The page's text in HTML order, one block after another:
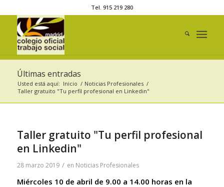
Tel. 915 219 280
Últimas entradas
Usted está aquí: Inicio / Noticias Profesionales /
Taller gratuito "Tu perfil profesional en Linkedin"
Taller gratuito "Tu perfil profesional
en Linkedin"
28 marzo 2019 / en Noticias Profesionales
Miércoles 10 de abril de 9.00 a 14.00 horas en la